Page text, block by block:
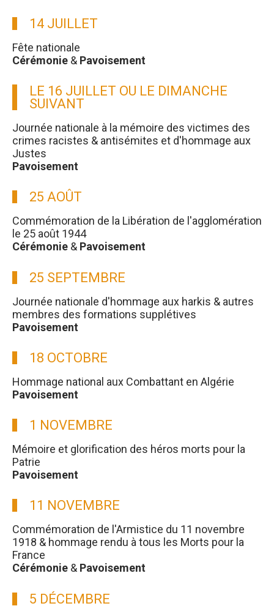
14 JUILLET
Fête nationale
Cérémonie & Pavoisement
LE 16 JUILLET OU LE DIMANCHE
SUIVANT
Journée nationale à la mémoire des victimes des
crimes racistes & antisémites et d'hommage aux
Justes
Pavoisement
25 AOÛT
Commémoration de la Libération de l'agglomération
le 25 août 1944
Cérémonie & Pavoisement
25 SEPTEMBRE
Journée nationale d'hommage aux harkis & autres
membres des formations supplétives
Pavoisement
18 OCTOBRE
Hommage national aux Combattant en Algérie
Pavoisement
1 NOVEMBRE
Mémoire et glorification des héros morts pour la
Patrie
Pavoisement
11 NOVEMBRE
Commémoration de l'Armistice du 11 novembre
1918 & hommage rendu à tous les Morts pour la
France
Cérémonie & Pavoisement
5 DÉCEMBRE